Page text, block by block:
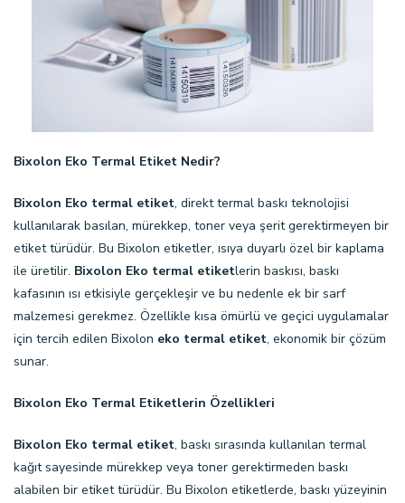
Bixolon Eko Termal Etiket Nedir?
Bixolon Eko termal etiket, direkt termal baskı teknolojisi
kullanılarak basılan, mürekkep, toner veya şerit gerektirmeyen bir
etiket türüdür. Bu Bixolon etiketler, ısıya duyarlı özel bir kaplama
ile üretilir. Bixolon Eko termal etiketlerin baskısı, baskı
kafasının ısı etkisiyle gerçekleşir ve bu nedenle ek bir sarf
malzemesi gerekmez. Özellikle kısa ömürlü ve geçici uygulamalar
için tercih edilen Bixolon eko termal etiket, ekonomik bir çözüm
sunar.
Bixolon Eko Termal Etiketlerin Özellikleri
Bixolon Eko termal etiket, baskı sırasında kullanılan termal
kağıt sayesinde mürekkep veya toner gerektirmeden baskı
alabilen bir etiket türüdür. Bu Bixolon etiketlerde, baskı yüzeyinin